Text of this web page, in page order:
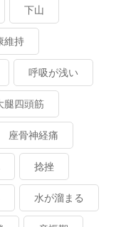
下山
維持
呼吸が浅い
腿四頭筋
座骨神経痛
捻挫
水が溜まる